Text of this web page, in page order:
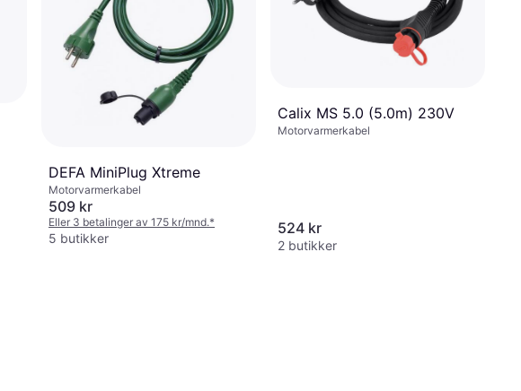
DEFA MiniPlug Xtreme
Motorvarmerkabel
509 kr
Eller 3 betalinger av 175 kr/mnd.*
5 butikker
Calix MS 5.0 (5.0m) 230V
Motorvarmerkabel
524 kr
2 butikker